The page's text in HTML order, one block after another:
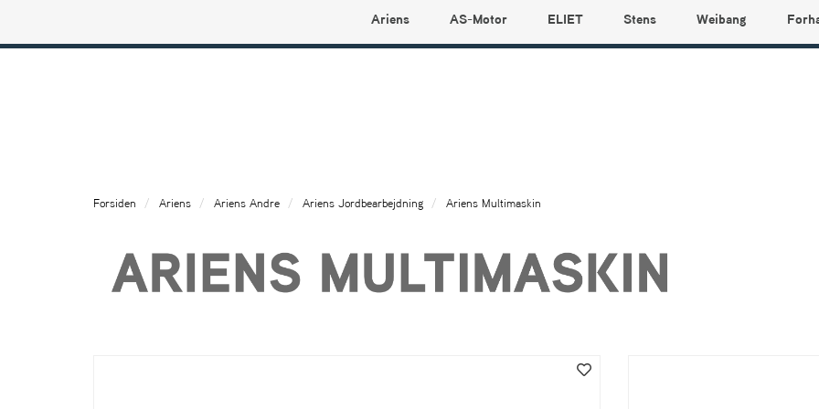
Ariens AS-Motor ELIET Stens Weibang
Forsiden Ariens Ariens Andre Ariens Jordbearbejdning Ariens Multimaskin